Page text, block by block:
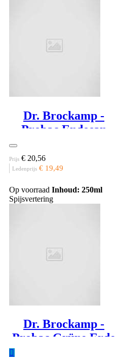
Dr. Brockamp -
Probac Endosan
Prijs € 20,56
Ledenprijs € 19,49
Op voorraad Inhoud: 250ml
Spijsvertering
Dr. Brockamp -
Probac Grüne Erde